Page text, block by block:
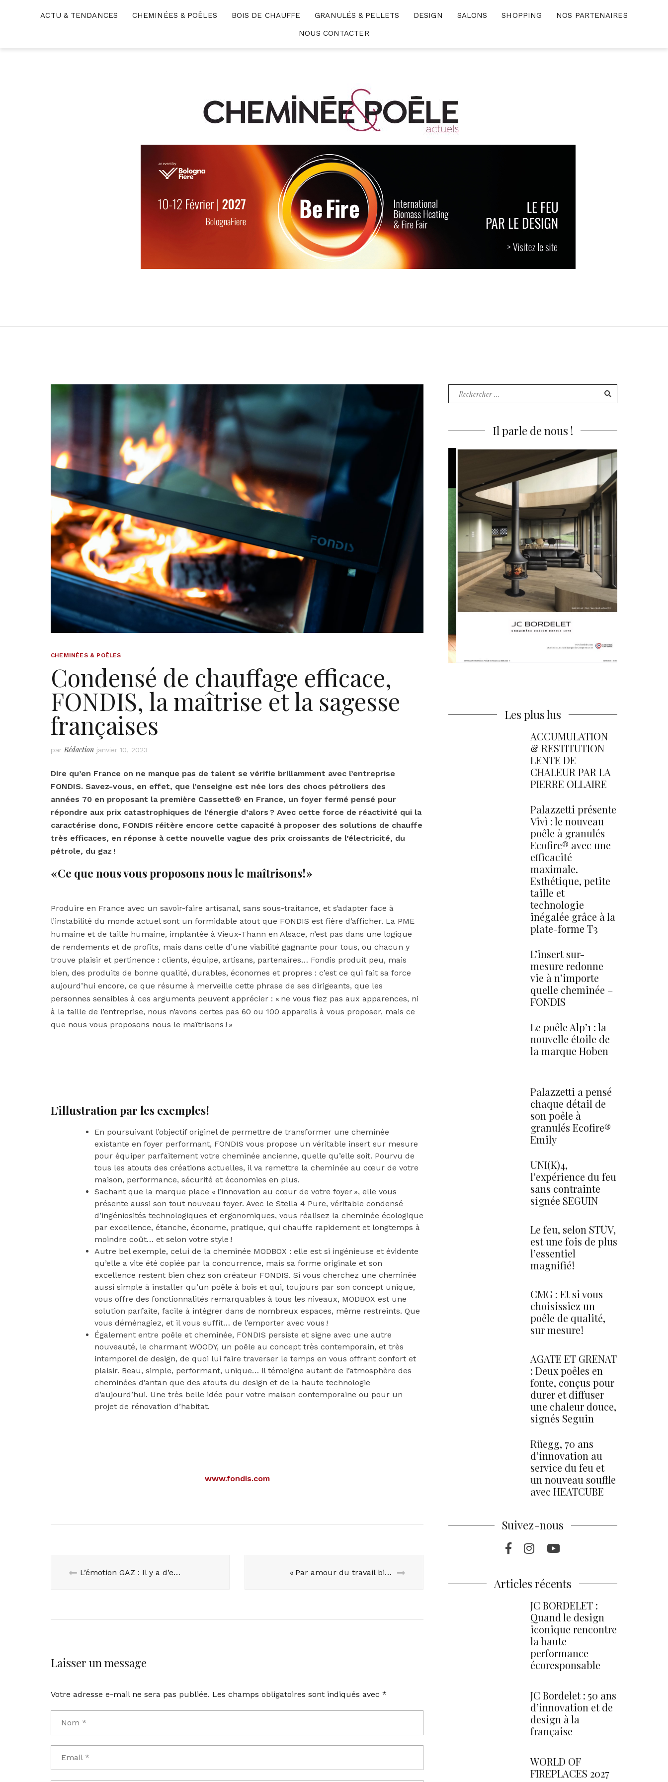
ACTU & TENDANCES CHEMINÉES & POÊLES BOIS DE CHAUFFE GRANULÉS & PELLETS DESIGN SALONS SHOPPING
NOS PARTENAIRES
NOUS CONTACTER
CHEMINÉES & POÊLES
Condensé de chauffage efficace,
FONDIS, la maîtrise et la sagesse
françaises
par Rédaction janvier 10, 2023
Dire qu’en France on ne manque pas de talent se vérifie brillamment avec l’entreprise
FONDIS. Savez-vous, en effet, que l’enseigne est née lors des chocs pétroliers des
années 70 en proposant la première Cassette® en France, un foyer fermé pensé pour
répondre aux prix catastrophiques de l’énergie d’alors ? Avec cette force de réactivité qui la
caractérise donc, FONDIS réitère encore cette capacité à proposer des solutions de chauffe
très efficaces, en réponse à cette nouvelle vague des prix croissants de l’électricité, du
pétrole, du gaz !
« Ce que nous vous proposons nous le maîtrisons ! »
Produire en France avec un savoir-faire artisanal, sans sous-traitance, et s’adapter face à
l’instabilité du monde actuel sont un formidable atout que FONDIS est fière d’afficher. La PME
humaine et de taille humaine, implantée à Vieux-Thann en Alsace, n’est pas dans une logique
de rendements et de profits, mais dans celle d’une viabilité gagnante pour tous, ou chacun y
trouve plaisir et pertinence : clients, équipe, artisans, partenaires… Fondis produit peu, mais
bien, des produits de bonne qualité, durables, économes et propres : c’est ce qui fait sa force
aujourd’hui encore, ce que résume à merveille cette phrase de ses dirigeants, que les
personnes sensibles à ces arguments peuvent apprécier : « ne vous fiez pas aux apparences, ni
à la taille de l’entreprise, nous n’avons certes pas 60 ou 100 appareils à vous proposer, mais ce
que nous vous proposons nous le maîtrisons ! »
L’illustration par les exemples !
En poursuivant l’objectif originel de permettre de transformer une cheminée
existante en foyer performant, FONDIS vous propose un véritable insert sur mesure
pour équiper parfaitement votre cheminée ancienne, quelle qu’elle soit. Pourvu de
tous les atouts des créations actuelles, il va remettre la cheminée au cœur de votre
maison, performance, sécurité et économies en plus.
Sachant que la marque place « l’innovation au cœur de votre foyer », elle vous
présente aussi son tout nouveau foyer. Avec le Stella 4 Pure, véritable condensé
d’ingéniosités technologiques et ergonomiques, vous réalisez la cheminée écologique
par excellence, étanche, économe, pratique, qui chauffe rapidement et longtemps à
moindre coût… et selon votre style !
Autre bel exemple, celui de la cheminée MODBOX : elle est si ingénieuse et évidente
qu’elle a vite été copiée par la concurrence, mais sa forme originale et son
excellence restent bien chez son créateur FONDIS. Si vous cherchez une cheminée
aussi simple à installer qu’un poêle à bois et qui, toujours par son concept unique,
vous offre des fonctionnalités remarquables à tous les niveaux, MODBOX est une
solution parfaite, facile à intégrer dans de nombreux espaces, même restreints. Que
vous déménagiez, et il vous suffit… de l’emporter avec vous !
Également entre poêle et cheminée, FONDIS persiste et signe avec une autre
nouveauté, le charmant WOODY, un poêle au concept très contemporain, et très
intemporel de design, de quoi lui faire traverser le temps en vous offrant confort et
plaisir. Beau, simple, performant, unique… il témoigne autant de l’atmosphère des
cheminées d’antan que des atouts du design et de la haute technologie
d’aujourd’hui. Une très belle idée pour votre maison contemporaine ou pour un
projet de rénovation d’habitat.
www.fondis.com
L’émotion GAZ : Il y a d’excellentes raisons pour se chauffer au gaz en 2023 ! « Par amour du travail bien fait » : VYROSA, le feu, le spectacle
Laisser un message
Votre adresse e-mail ne sera pas publiée. Les champs obligatoires sont indiqués avec *
Recherche
pour
Il parle de nous !
Les plus lus
ACCUMULATION
& RESTITUTION
LENTE DE
CHALEUR PAR LA
PIERRE OLLAIRE
Palazzetti présente
Vivì : le nouveau
poêle à granulés
Ecofire® avec une
efficacité
maximale.
Esthétique, petite
taille et
technologie
inégalée grâce à la
plate-forme T3
L’insert sur-
mesure redonne
vie à n’importe
quelle cheminée –
FONDIS
Le poêle Alp’1 : la
nouvelle étoile de
la marque Hoben
Palazzetti a pensé
chaque détail de
son poêle à
granulés Ecofire®
Emily
UNI(K)4,
l’expérience du feu
sans contrainte
signée SEGUIN
Le feu, selon STÛV,
est une fois de plus
l’essentiel
magnifié !
CMG : Et si vous
choisissiez un
poêle de qualité,
sur mesure !
AGATE ET GRENAT
: Deux poêles en
fonte, conçus pour
durer et diffuser
une chaleur douce,
signés Seguin
Rüegg, 70 ans
d’innovation au
service du feu et
un nouveau souffle
avec HEATCUBE
Suivez-nous
Facebook
Instragram
Youtube
Articles récents
JC BORDELET :
Quand le design
iconique rencontre
la haute
performance
écoresponsable
JC Bordelet : 50 ans
d’innovation et de
design à la
française
WORLD OF
FIREPLACES 2027